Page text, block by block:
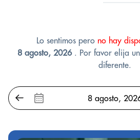
Lo sentimos pero no hay
8 agosto, 2026. Por favor elija
diferente.